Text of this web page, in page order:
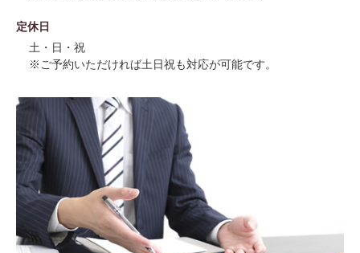
定休日
土・日・祝
※ご予約いただければ土日祝も対応が可能です。